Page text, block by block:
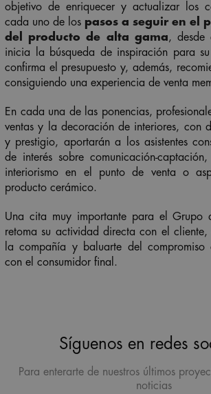
objetivo de enriquecer y actualizar los
cada uno de los pasos a seguir en el
del producto de alta gama, desde
inicia la búsqueda de inspiración para
confirma el presupuesto y, además,
consiguiendo una experiencia de venta
En cada una de las ponencias,
ventas y la decoración de interiores, con
y prestigio, aportarán a los asistentes
de interés sobre comunicación-
interiorismo en el punto de venta o
producto cerámico.
Una cita muy importante para el Grupo
retoma su actividad directa con el cliente,
la compañía y baluarte del compromiso
con el consumidor final.
Síguenos en redes
Para enterarte de nuestros últimos
noticias